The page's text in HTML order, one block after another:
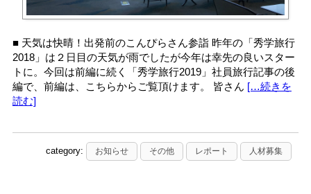
■ 天気は快晴！出発前のこんぴらさん参詣 昨年の「秀学旅行
2018」は２日目の天気が雨でしたが今年は幸先の良いスター
トに。今回は前編に続く「秀学旅行2019」社員旅行記事の後
編で、前編は、こちらからご覧頂けます。 皆さん […続きを
読む]
category: お知らせ その他 レポート 人材募集